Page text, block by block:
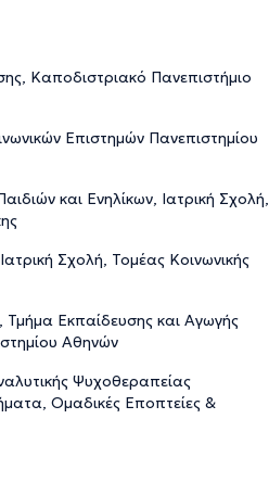
Καποδιστριακό Πανεπιστήμιο
Επιστημών Πανεπιστημίου
και Ενηλίκων, Ιατρική Σχολή,
Σχολή, Τομέας Κοινωνικής
Τμήμα Εκπαίδευσης και Αγωγής
Αθηνών
Ψυχοθεραπείας
Ομαδικές Εποπτείες &